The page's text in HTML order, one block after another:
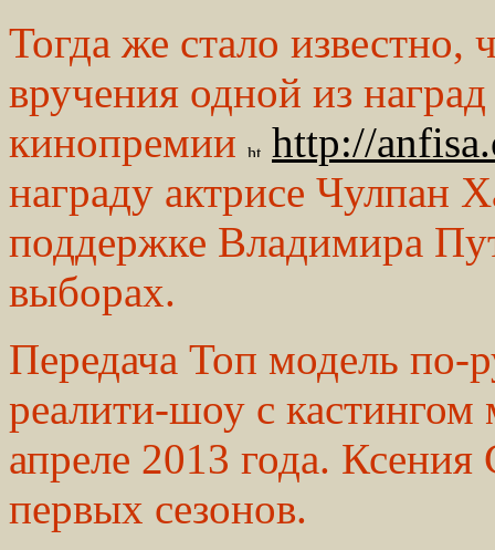
Тогда же стало известно,
вручения одной из
кинопремии
http://
награду актрисе Чулпан
поддержке Владимира
выборах.
Передача Топ модель по-
реалити-шоу с
апреле 2013 года.
первых сезонов.